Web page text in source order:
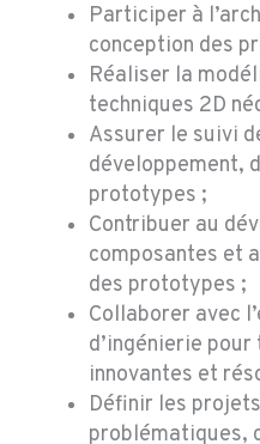
Participer à
conception des
Réaliser la
techniques 2D
Assurer le suivi
développement,
prototypes ;
Contribuer au
composantes et
des prototypes ;
Collaborer avec
d’ingénierie
innovantes et
Définir les
problématiques,